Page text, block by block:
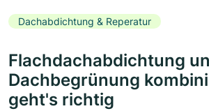
Dachabdichtung & Reperatur
Flachdachabdichtung
Dachbegrünung
geht's richtig